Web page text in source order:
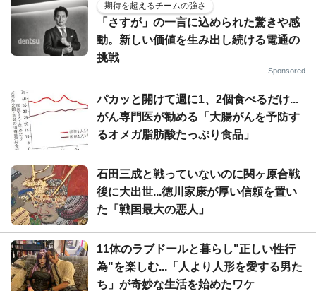
期待を超えるチームの強さ
「さすが」の一言に込められた驚きや感
動。新しい価値を生み出し続ける電通の
挑戦
Sponsored
パカッと開けて週に1、2個食べるだけ...
がん専門医が勧める「大腸がんを予防す
るオメガ脂肪酸たっぷり食品」
石田三成と戦っていないのに関ヶ原合戦
後に大出世...徳川家康が厚い信頼を置い
た「戦国最大の悪人」
11体のラブドールと暮らし"正しい性行
為"を楽しむ...「人より人形を愛する男た
ち」が奇妙な生活を始めたワケ